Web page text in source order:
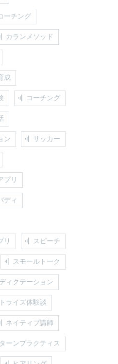
ーチング
カランメソッド
成
コーチング
ン サッカー
プリ
ディ
リ スピーチ
スモールトーク
ディクテーション
トライズ体験談
ネイティブ講師
ーンプラクティス